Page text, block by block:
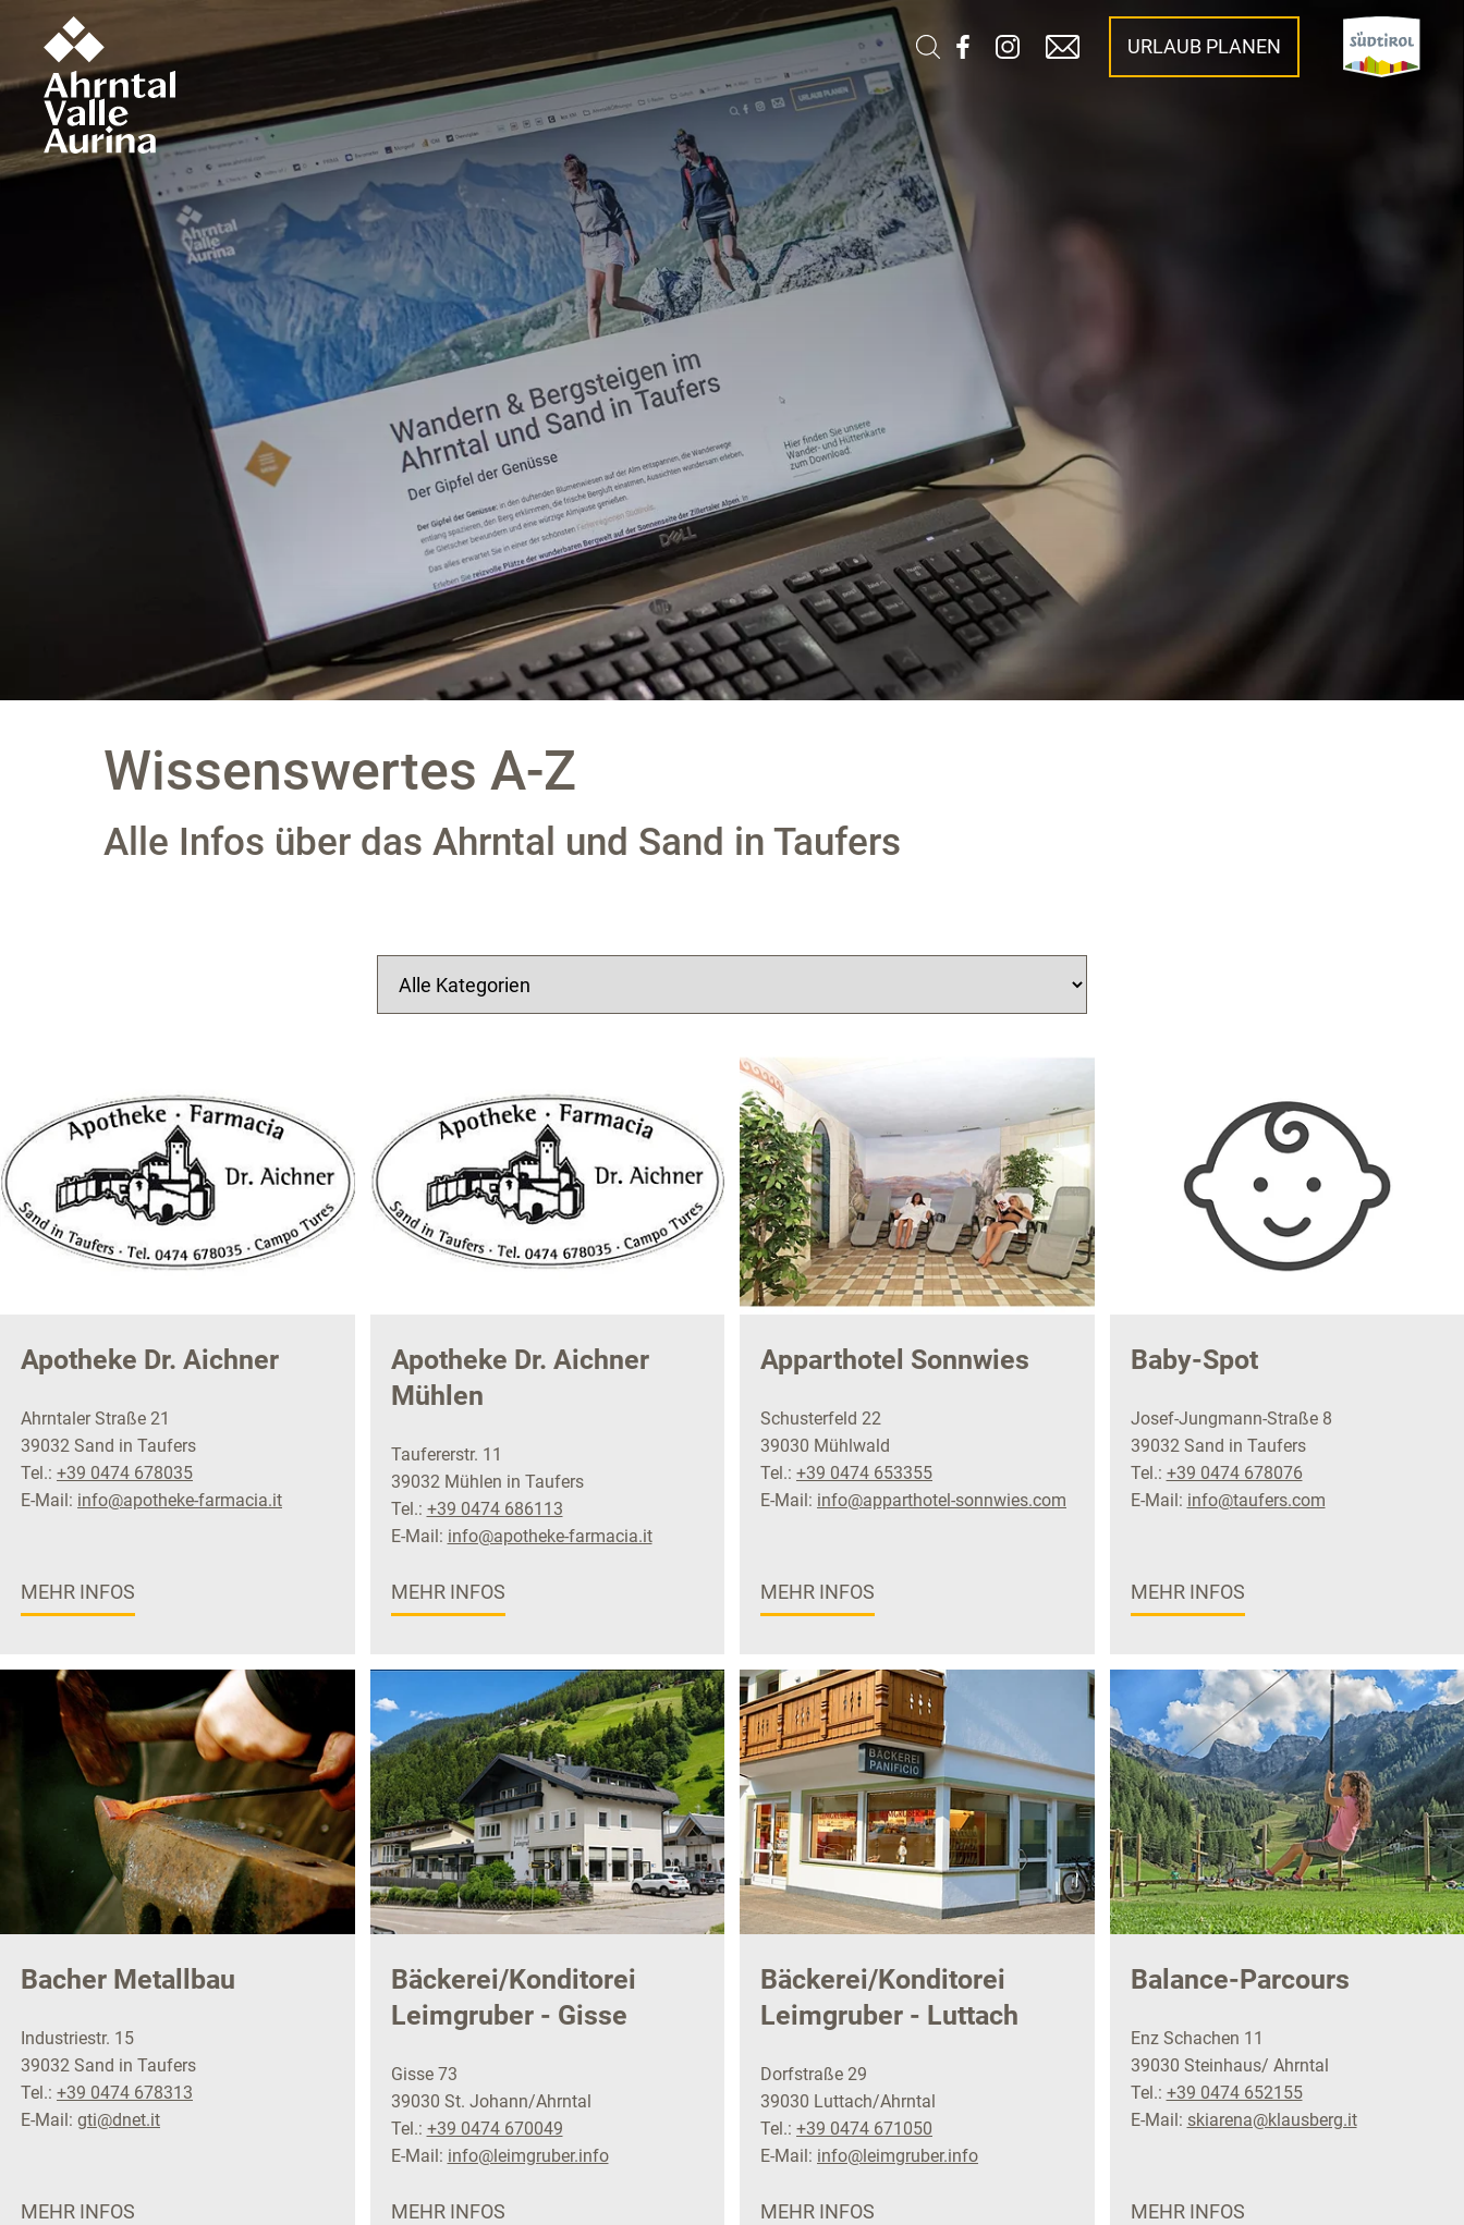
URLAUB PLANEN
Wissenswertes A-Z
Alle Infos über das Ahrntal und Sand in Taufers
Apotheke Dr. Aichner
Ahrntaler Straße 21
39032 Sand in Taufers
Tel.: +39 0474 678035
E-Mail: info@apotheke-farmacia.it
MEHR INFOS
Apotheke Dr. Aichner
Mühlen
Taufererstr. 11
39032 Mühlen in Taufers
Tel.: +39 0474 686113
E-Mail: info@apotheke-farmacia.it
MEHR INFOS
Apparthotel Sonnwies
Schusterfeld 22
39030 Mühlwald
Tel.: +39 0474 653355
E-Mail: info@apparthotel-sonnwies.com
MEHR INFOS
Baby-Spot
Josef-Jungmann-Straße 8
39032 Sand in Taufers
Tel.: +39 0474 678076
E-Mail: info@taufers.com
MEHR INFOS
Bacher Metallbau
Industriestr. 15
39032 Sand in Taufers
Tel.: +39 0474 678313
E-Mail: gti@dnet.it
MEHR INFOS
Bäckerei/Konditorei
Leimgruber - Gisse
Gisse 73
39030 St. Johann/Ahrntal
Tel.: +39 0474 670049
E-Mail: info@leimgruber.info
MEHR INFOS
Bäckerei/Konditorei
Leimgruber - Luttach
Dorfstraße 29
39030 Luttach/Ahrntal
Tel.: +39 0474 671050
E-Mail: info@leimgruber.info
MEHR INFOS
Balance-Parcours
Enz Schachen 11
39030 Steinhaus/ Ahrntal
Tel.: +39 0474 652155
E-Mail: skiarena@klausberg.it
MEHR INFOS